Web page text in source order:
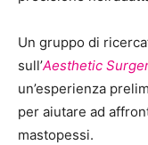
Un gruppo di
sull’Aesthetic
un’esperienza
per aiutare ad
mastopessi.